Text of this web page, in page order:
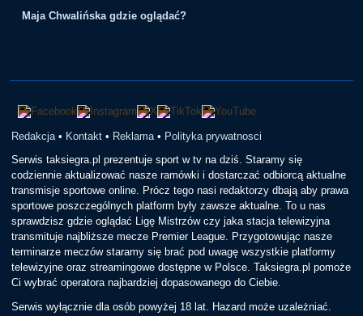
Maja Chwalińska gdzie oglądać?
Redakcja • Kontakt • Reklama • Polityka prywatnosci
Serwis taksiegra.pl prezentuje sport w tv na dziś. Staramy się
codziennie aktualizować nasze ramówki i dostarczać odbiorcą aktualne
transmisje sportowe online. Prócz tego nasi redaktorzy dbają aby prawa
sportowe poszczególnych platform były zawsze aktualne. To u nas
sprawdzisz gdzie oglądać Ligę Mistrzów czy jaka stacja telewizyjna
transmituje najbliższe mecze Premier League. Przygotowując nasze
terminarze meczów staramy się brać pod uwagę wszystkie platformy
telewizyjne oraz streamingowe dostępne w Polsce. Taksiegra.pl pomoże
Ci wybrać operatora najbardziej dopasowanego do Ciebie.
Serwis wyłącznie dla osób powyżej 18 lat. Hazard może uzależniać.